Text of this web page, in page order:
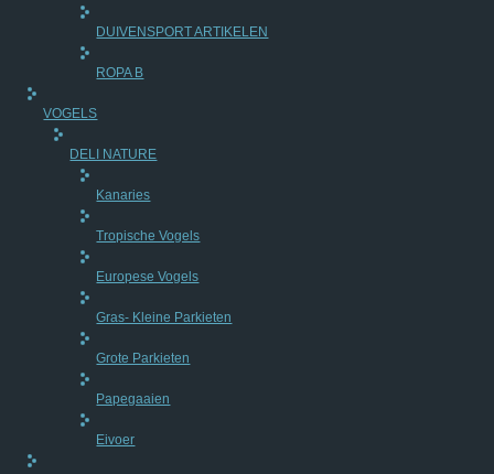
DUIVENSPORT ARTIKELEN
ROPA B
VOGELS
DELI NATURE
Kanaries
Tropische Vogels
Europese Vogels
Gras- Kleine Parkieten
Grote Parkieten
Papegaaien
Eivoer